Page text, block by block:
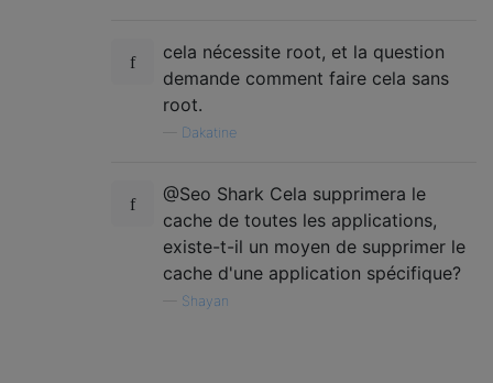
cela nécessite root, et la question
demande comment faire cela sans
root.
Dakatine
@Seo Shark Cela supprimera le
cache de toutes les applications,
existe-t-il un moyen de supprimer le
cache d'une application spécifique?
Shayan